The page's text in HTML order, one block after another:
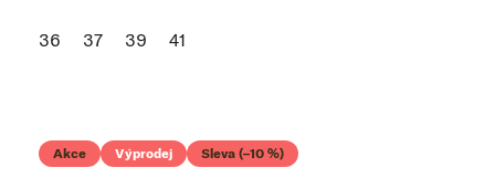
36 37 39 41
Akce Výprodej Sleva (–10 %)